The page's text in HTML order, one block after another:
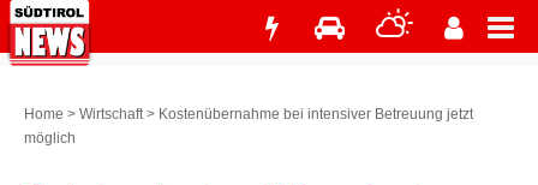
Home > Wirtschaft> Kostenübernahme bei intensiver Betreuung jetzt
möglich